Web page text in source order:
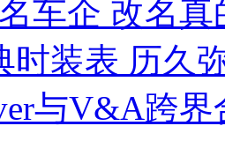
车企 改名真
时装表 历久
与V&A跨